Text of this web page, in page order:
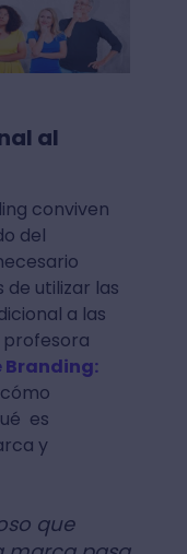
al
conviven
del
utilizar las
a las
profesora
Branding:
es
y
que